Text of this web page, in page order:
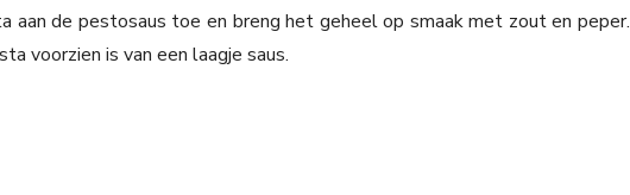
aan de pestosaus toe en breng het geheel op smaak met zout en peper.
voorzien is van een laagje saus.